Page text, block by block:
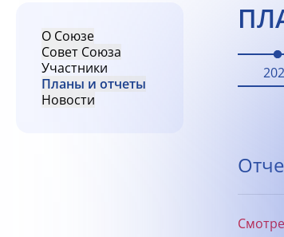
О Союзе
Совет Союза
Участники
Планы и отчеты
Новости